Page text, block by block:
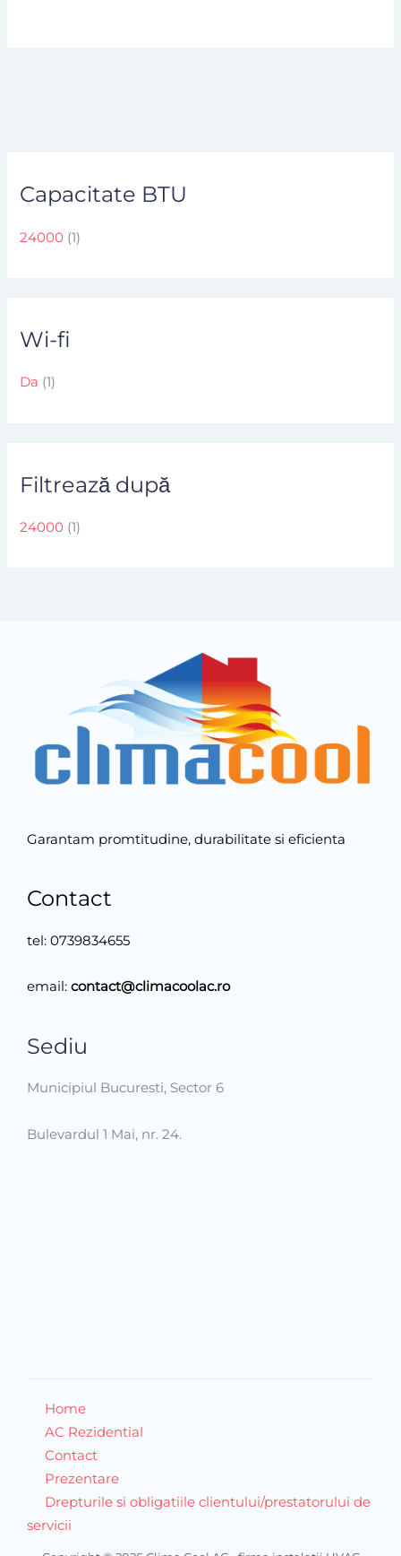
Capacitate BTU
24000 (1)
Wi-fi
Da (1)
Filtrează după
24000 (1)
Garantam promtitudine, durabilitate si eficienta
Contact
tel: 0739834655
email: contact@climacoolac.ro
Sediu
Municipiul Bucuresti, Sector 6
Bulevardul 1 Mai, nr. 24.
Home
AC Rezidential
Contact
Prezentare
Drepturile si obligatiile clientului/prestatorului de
servicii